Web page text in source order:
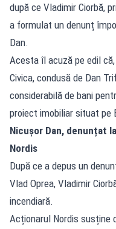
după ce Vladimir Ciorbă,
a formulat un denunț
Dan.
Acesta îl acuză pe edil
Civica, condusă de Dan
considerabilă de bani
proiect imobiliar situat pe
Nicușor Dan, denunțat
Nordis
După ce a depus un
Vlad Oprea, Vladimir
incendiară.
Acționarul Nordis susține